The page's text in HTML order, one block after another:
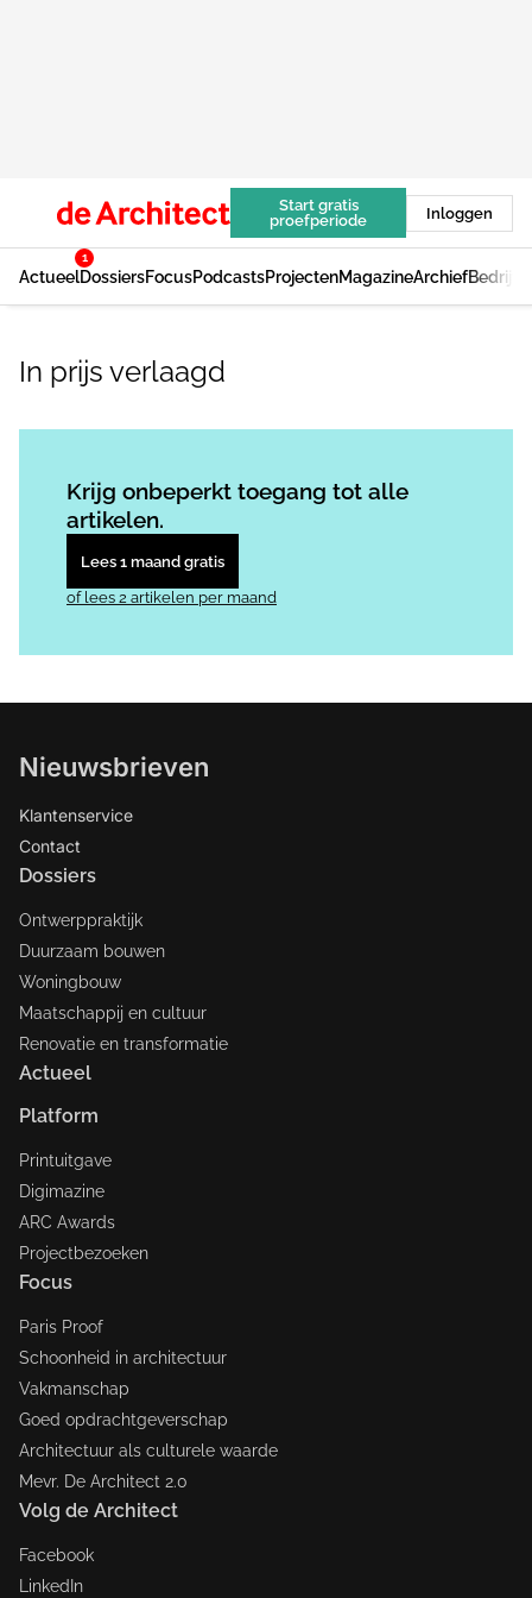
Start gratis
proefperiode
Inloggen
Actueel
1
DossiersFocusPodcastsProjectenMagazineArchief
In prijs verlaagd
Krijg onbeperkt toegang tot alle
artikelen.
Lees 1 maand gratis
of lees 2 artikelen per maand
Nieuwsbrieven
Klantenservice
Contact
Dossiers
Ontwerppraktijk
Duurzaam bouwen
Woningbouw
Maatschappij en cultuur
Renovatie en transformatie
Actueel
Platform
Printuitgave
Digimazine
ARC Awards
Projectbezoeken
Focus
Paris Proof
Schoonheid in architectuur
Vakmanschap
Goed opdrachtgeverschap
Architectuur als culturele waarde
Mevr. De Architect 2.0
Volg de Architect
Facebook
LinkedIn